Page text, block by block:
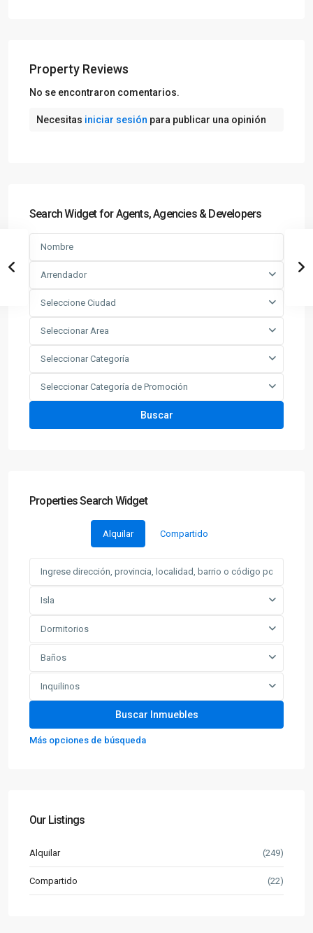
Property Reviews
No se encontraron comentarios.
Necesitas iniciar sesión para publicar una opinión
Search Widget for Agents, Agencies & Developers
Arrendador
Seleccione Ciudad
Seleccionar Area
Seleccionar Categoría
Seleccionar Categoría de Promoción
Buscar
Properties Search Widget
Alquilar Compartido
Isla
Dormitorios
Baños
Inquilinos
Más opciones de búsqueda
Our Listings
Alquilar (249)
Compartido (22)